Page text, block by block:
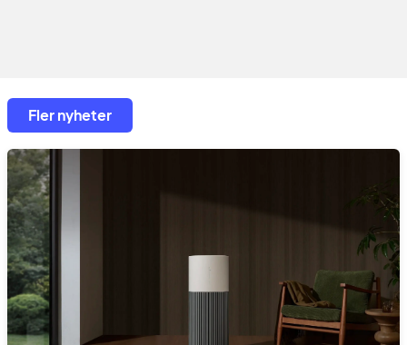
Fler nyheter